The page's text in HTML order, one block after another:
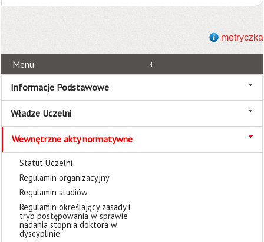
metryczka
Menu
Informacje Podstawowe
Władze Uczelni
Wewnętrzne akty normatywne
Statut Uczelni
Regulamin organizacyjny
Regulamin studiów
Regulamin określający zasady i
tryb postępowania w sprawie
nadania stopnia doktora w
dyscyplinie